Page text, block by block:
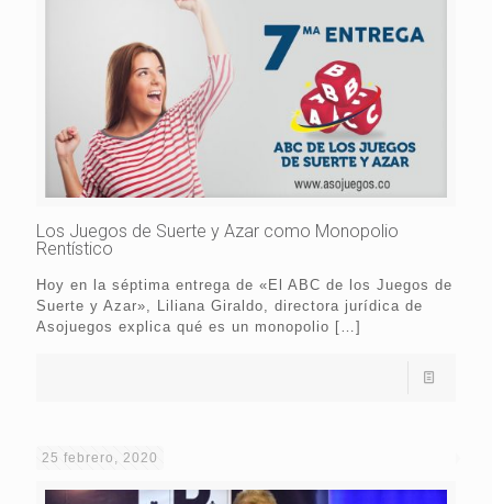
Los Juegos de Suerte y Azar como Monopolio
Rentístico
Hoy en la séptima entrega de «El ABC de los Juegos de
Suerte y Azar», Liliana Giraldo, directora jurídica de
Asojuegos explica qué es un monopolio […]
25 febrero, 2020